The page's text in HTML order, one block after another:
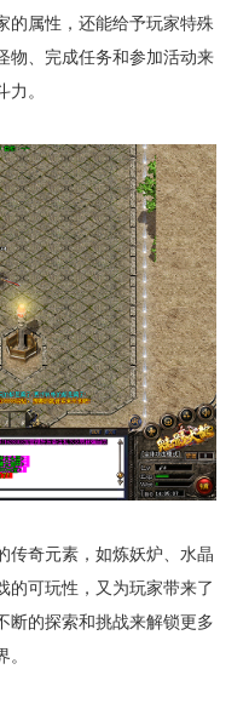
的属性，还能给予玩家特殊
物、完成任务和参加活动来
。
传奇元素，如炼妖炉、水晶
的可玩性，又为玩家带来了
断的探索和挑战来解锁更多